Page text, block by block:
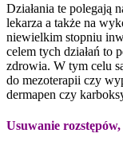
Działania te polegają
lekarza a także na
niewielkim stopniu
celem tych działań to
zdrowia. W tym celu
do mezoterapii czy
dermapen czy
Usuwanie